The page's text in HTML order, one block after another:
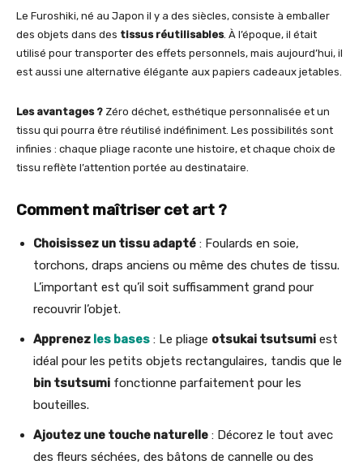
Le Furoshiki, né au Japon il y a des siècles, consiste à emballer
des objets dans des tissus réutilisables. À l’époque, il était
utilisé pour transporter des effets personnels, mais aujourd’hui, il
est aussi une alternative élégante aux papiers cadeaux jetables.
Les avantages ? Zéro déchet, esthétique personnalisée et un
tissu qui pourra être réutilisé indéfiniment. Les possibilités sont
infinies : chaque pliage raconte une histoire, et chaque choix de
tissu reflète l’attention portée au destinataire.
Comment maîtriser cet art ?
Choisissez un tissu adapté : Foulards en soie,
torchons, draps anciens ou même des chutes de tissu.
L’important est qu’il soit suffisamment grand pour
recouvrir l’objet.
Apprenez les bases : Le pliage otsukai tsutsumi est
idéal pour les petits objets rectangulaires, tandis que le
bin tsutsumi fonctionne parfaitement pour les
bouteilles.
Ajoutez une touche naturelle : Décorez le tout avec
des fleurs séchées, des bâtons de cannelle ou des